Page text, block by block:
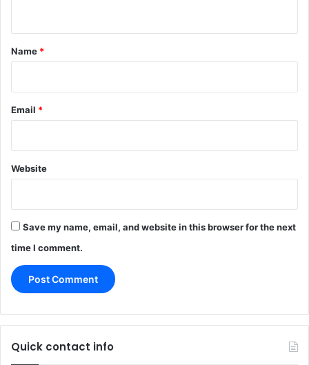
*
Name *
Email *
Website
Save my name, email, and website in this browser for the next
time I comment.
Quick contact info